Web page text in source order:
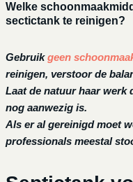
Welke
sectictank te reinigen?
Gebruikgeen
reinigen, verstoor de
Laat de natuur haar werk
nog aanwezig is.
Als er al gereinigd moet
professionals meestal